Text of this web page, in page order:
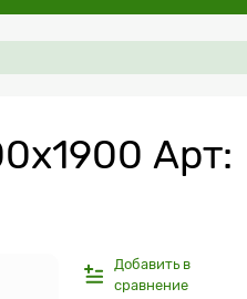
Арт:
Добавить в
сравнение